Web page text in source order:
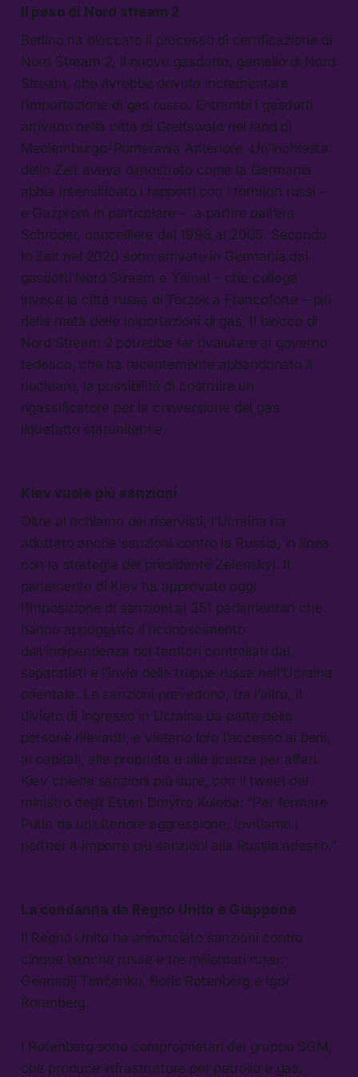
Il peso di Nord stream 2
Berlino ha bloccato il processo di certificazione di
Nord Stream 2, il nuovo gasdotto, gemello di Nord
Stream, che avrebbe dovuto incrementare
l’importazione di gas russo. Entrambi i gasdotti
arrivano nella città di Greifswald nel land di
Meclemburgo-Pomerania Anteriore. Un’inchiesta
dello Zeit aveva dimostrato come la Germania
abbia intensificato i rapporti con i fornitori russi –
e Gazprom in particolare – a partire dall’era
Schröder, cancelliere dal 1998 al 2005. Secondo
lo Zeit nel 2020 sono arrivate in Germania dai
gasdotti Nord Stream e Yamal – che collega
invece la città russa di Torzok a Francoforte – più
della metà delle importazioni di gas. Il blocco di
Nord Stream 2 potrebbe far rivalutare al governo
tedesco, che ha recentemente abbandonato il
nucleare, la possibilità di costruire un
rigassificatore per la conversione del gas
liquefatto statunitense.
Kiev vuole più sanzioni
Oltre al richiamo dei riservisti, l’Ucraina ha
adottato anche sanzioni contro la Russia, in linea
con la strategia del presidente Zelenskyj. Il
parlamento di Kiev ha approvato oggi
l’imposizione di sanzioni ai 351 parlamentari che
hanno appoggiato il riconoscimento
dell’indipendenza dei territori controllati dai
separatisti e l’invio delle truppe russe nell’Ucraina
orientale. Le sanzioni prevedono, tra l’altro, il
divieto di ingresso in Ucraina da parte delle
persone rilevanti, e vietano loro l’accesso ai beni,
ai capitali, alle proprietà e alle licenze per affari.
Kiev chiede sanzioni più dure, con il tweet del
ministro degli Esteri Dmytro Kuleba: “Per fermare
Putin da un’ulteriore aggressione, invitiamo i
partner a imporre più sanzioni alla Russia adesso.”
La condanna da Regno Unito e Giappone
Il Regno Unito ha annunciato sanzioni contro
cinque banche russe e tre miliardari russi:
Gennadij Timčenko, Boris Rotenberg e Igor
Rotenberg.
I Rotenberg sono comproprietari del gruppo SGM,
che produce infrastrutture per petrolio e gas.